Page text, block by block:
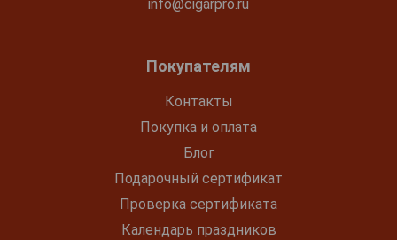
info@cigarpro.ru
Покупателям
Контакты
Покупка и оплата
Блог
Подарочный сертификат
Проверка сертификата
Календарь праздников